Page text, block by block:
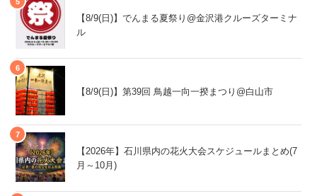
【8/9(日)】でんまる夏祭り@金沢港クルーズターミナ
ル
【8/9(日)】第39回 鳥越一向一揆まつり@白山市
【2026年】石川県内の花火大会スケジュールまとめ(7
月～10月)